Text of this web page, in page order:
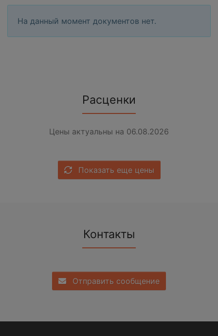
На данный момент документов нет.
Расценки
Цены актуальны на 06.08.2026
Показать еще цены
Контакты
Отправить сообщение